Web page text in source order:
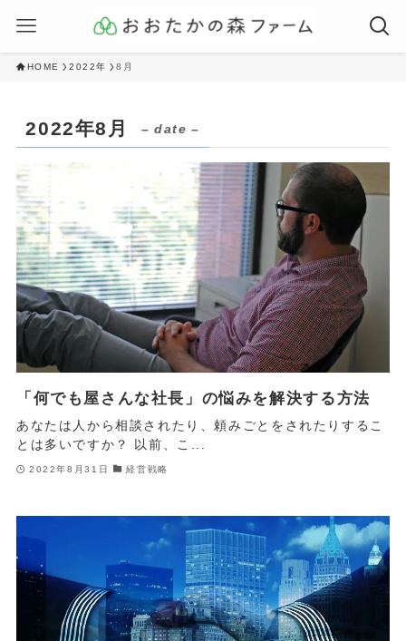
HOME 2022年 8月
2022年8月 – date –
「何でも屋さんな社長」の悩みを解決する方法
あなたは人から相談されたり、頼みごとをされたりするこ
とは多いですか？ 以前、こ...
2022年8月31日 経営戦略